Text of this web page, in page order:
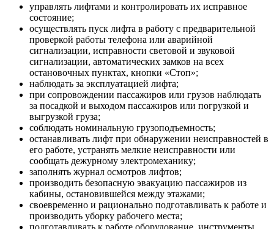
управлять лифтами и контролировать их исправное
состояние;
осуществлять пуск лифта в работу с предварительной
проверкой работы телефона или аварийной
сигнализации, исправности световой и звуковой
сигнализации, автоматических замков на всех
остановочных пунктах, кнопки «Стоп»;
наблюдать за эксплуатацией лифта;
при сопровождении пассажиров или грузов наблюдать
за посадкой и выходом пассажиров или погрузкой и
выгрузкой груза;
соблюдать номинальную грузоподъемность;
останавливать лифт при обнаружении неисправностей в
его работе, устранять мелкие неисправности или
сообщать дежурному электромеханику;
заполнять журнал осмотров лифтов;
производить безопасную эвакуацию пассажиров из
кабины, остановившейся между этажами;
своевременно и рационально подготавливать к работе и
производить уборку рабочего места;
подготавливать к работе оборудование, инструменты,